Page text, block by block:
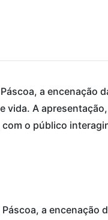
a encenação
A
o público
a encenação